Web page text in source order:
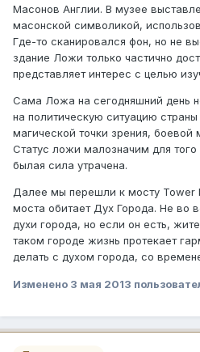
Масонов Англии. В музее
масонской символикой,
Где-то сканировался фон, но не
здание Ложи только частично
представляет интерес с целью
Сама Ложа на сегодняшний день
на политическую ситуацию
магической точки зрения, боевой
Статус ложи малозначим для
былая сила утрачена.
Далее мы перешли к мосту Tower
моста обитает Дух Города. Не во
духи города, но если он есть,
таком городе жизнь протекает
делать с духом города, со
Изменено 3 мая 2013